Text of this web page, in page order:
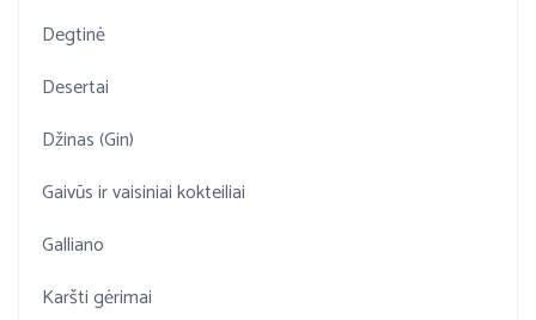
Degtinė
Desertai
Džinas (Gin)
Gaivūs ir vaisiniai kokteiliai
Galliano
Karšti gėrimai